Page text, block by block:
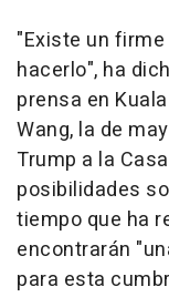
"Existe un
hacerlo", ha
prensa en
Wang, la de
Trump a la
posibilidades
tiempo que ha
encontrarán
para esta